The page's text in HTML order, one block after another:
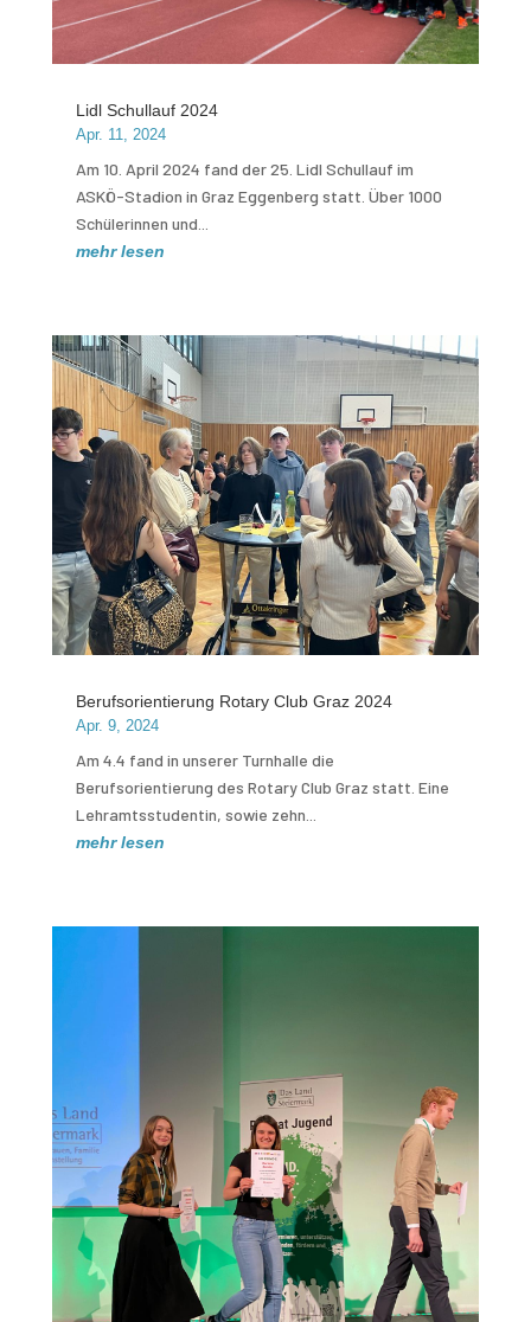
Lidl Schullauf 2024
Apr. 11, 2024
Am 10. April 2024 fand der 25. Lidl Schullauf im
ASKÖ-Stadion in Graz Eggenberg statt. Über 1000
Schülerinnen und...
mehr lesen
Berufsorientierung Rotary Club Graz 2024
Apr. 9, 2024
Am 4.4 fand in unserer Turnhalle die
Berufsorientierung des Rotary Club Graz statt. Eine
Lehramtsstudentin, sowie zehn...
mehr lesen